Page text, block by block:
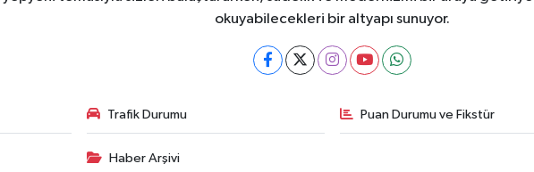
okuyabilecekleri bir altyapı sunuyor.
Trafik Durumu Puan Durumu ve Fikstür
Haber Arşivi